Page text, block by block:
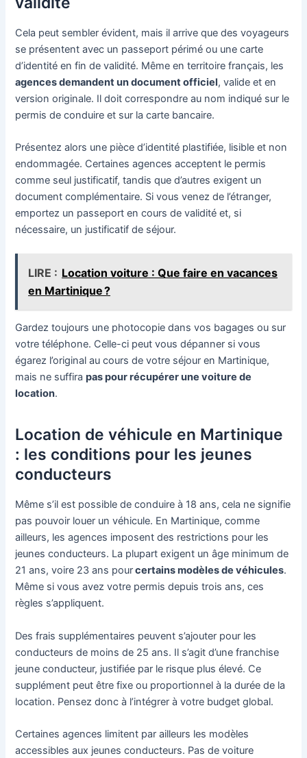
Cela peut sembler évident, mais il arrive que des voyageurs
se présentent avec un passeport périmé ou une carte
d’identité en fin de validité. Même en territoire français, les
agences demandent un document officiel, valide et en
version originale. Il doit correspondre au nom indiqué sur le
permis de conduire et sur la carte bancaire.
Présentez alors une pièce d’identité plastifiée, lisible et non
endommagée. Certaines agences acceptent le permis
comme seul justificatif, tandis que d’autres exigent un
document complémentaire. Si vous venez de l’étranger,
emportez un passeport en cours de validité et, si
nécessaire, un justificatif de séjour.
LIRE : Location voiture : Que faire en vacances
en Martinique ?
Gardez toujours une photocopie dans vos bagages ou sur
votre téléphone. Celle-ci peut vous dépanner si vous
égarez l’original au cours de votre séjour en Martinique,
mais ne suffirapas pour récupérer une voiture de
location.
Location de véhicule en Martinique
: les conditions pour les jeunes
conducteurs
Même s’il est possible de conduire à 18 ans, cela ne signifie
pas pouvoir louer un véhicule. En Martinique, comme
ailleurs, les agences imposent des restrictions pour les
jeunes conducteurs. La plupart exigent un âge minimum de
21 ans, voire 23 ans pourcertains modèles de véhicules.
Même si vous avez votre permis depuis trois ans, ces
règles s’appliquent.
Des frais supplémentaires peuvent s’ajouter pour les
conducteurs de moins de 25 ans. Il s’agit d’une franchise
jeune conducteur, justifiée par le risque plus élevé. Ce
supplément peut être fixe ou proportionnel à la durée de la
location. Pensez donc à l’intégrer à votre budget global.
Certaines agences limitent par ailleurs les modèles
accessibles aux jeunes conducteurs. Pas de voiture